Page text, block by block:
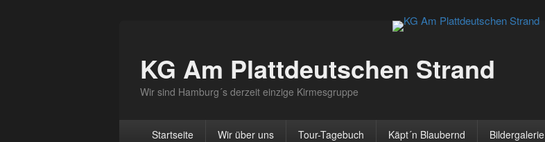
KG Am Plattdeutschen Strand
Wir sind Hamburg´s derzeit einzige Kirmesgruppe
Startseite Wir über uns Tour-Tagebuch Käpt´n Blaubernd Bildergalerie